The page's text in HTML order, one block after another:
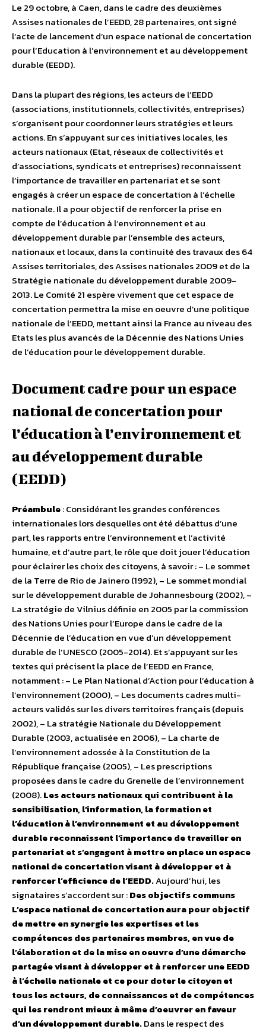
Le 29 octobre, à Caen, dans le cadre des deuxièmes
Assises nationales de l’EEDD, 28 partenaires, ont signé
l’acte de lancement d’un espace national de concertation
pour l’Education à l’environnement et au développement
durable (EEDD).
Dans la plupart des régions, les acteurs de l’EEDD
(associations, institutionnels, collectivités, entreprises)
s’organisent pour coordonner leurs stratégies et leurs
actions. En s’appuyant sur ces initiatives locales, les
acteurs nationaux (Etat, réseaux de collectivités et
d’associations, syndicats et entreprises) reconnaissent
l’importance de travailler en partenariat et se sont
engagés à créer un espace de concertation à l’échelle
nationale. Il a pour objectif de renforcer la prise en
compte de l’éducation à l’environnement et au
développement durable par l’ensemble des acteurs,
nationaux et locaux, dans la continuité des travaux des 64
Assises territoriales, des Assises nationales 2009 et de la
Stratégie nationale du développement durable 2009-
2013. Le Comité 21 espère vivement que cet espace de
concertation permettra la mise en oeuvre d’une politique
nationale de l’EEDD, mettant ainsi la France au niveau des
Etats les plus avancés de la Décennie des Nations Unies
de l’éducation pour le développement durable.
Document cadre pour un espace
national de concertation pour
l’éducation à l’environnement et
au développement durable
(EEDD)
Préambule: Considérant les grandes conférences
internationales lors desquelles ont été débattus d’une
part, les rapports entre l’environnement et l’activité
humaine, et d’autre part, le rôle que doit jouer l’éducation
pour éclairer les choix des citoyens, à savoir : – Le sommet
de la Terre de Rio de Jainero (1992), – Le sommet mondial
sur le développement durable de Johannesbourg (2002), –
La stratégie de Vilnius définie en 2005 par la commission
des Nations Unies pour l’Europe dans le cadre de la
Décennie de l’éducation en vue d’un développement
durable de l’UNESCO (2005-2014). Et s’appuyant sur les
textes qui précisent la place de l’EEDD en France,
notamment : – Le Plan National d’Action pour l’éducation à
l’environnement (2000), – Les documents cadres multi-
acteurs validés sur les divers territoires français (depuis
2002), – La stratégie Nationale du Développement
Durable (2003, actualisée en 2006), – La charte de
l’environnement adossée à la Constitution de la
République française (2005), – Les prescriptions
proposées dans le cadre du Grenelle de l’environnement
(2008).Les acteurs nationaux qui contribuent à la
sensibilisation, l’information, la formation et
l’éducation à l’environnement et au développement
durable reconnaissent l’importance de travailler en
partenariat et s’engagent à mettre en place un espace
national de concertation visant à développer et à
renforcer l’efficience de l’EEDD.Aujourd’hui, les
signataires s’accordent sur :Des objectifs communs
L’espace national de concertation aura pour objectif
de mettre en synergie les expertises et les
compétences des partenaires membres, en vue de
l’élaboration et de la mise en oeuvre d’une démarche
partagée visant à développer et à renforcer une EEDD
à l’échelle nationale et ce pour doter le citoyen et
tous les acteurs, de connaissances et de compétences
qui les rendront mieux à même d’oeuvrer en faveur
d’un développement durable.Dans le respect des